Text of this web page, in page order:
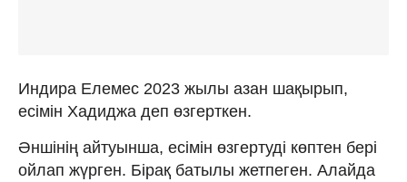
Индира Елемес 2023 жылы азан шақырып,
есімін Хадиджа деп өзгерткен.
Әншінің айтуынша, есімін өзгертуді көптен бері
ойлап жүрген. Бірақ батылы жетпеген. Алайда